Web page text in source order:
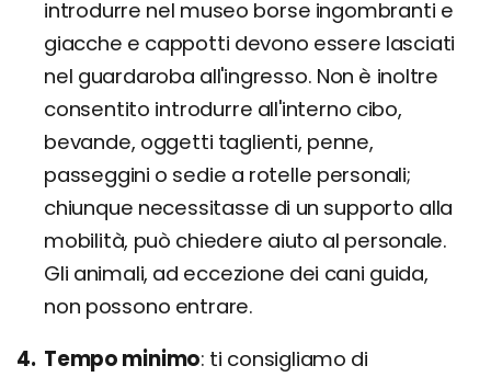
introdurre nel museo borse ingombranti e
giacche e cappotti devono essere lasciati
nel guardaroba all'ingresso. Non è inoltre
consentito introdurre all'interno cibo,
bevande, oggetti taglienti, penne,
passeggini o sedie a rotelle personali;
chiunque necessitasse di un supporto alla
mobilità, può chiedere aiuto al personale.
Gli animali, ad eccezione dei cani guida,
non possono entrare.
Tempo minimo ti consigliamo di